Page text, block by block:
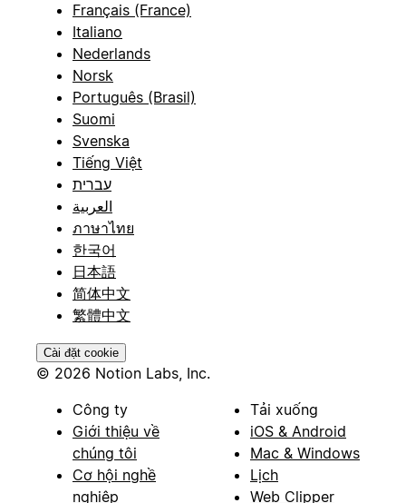
Français (France)
Italiano
Nederlands
Norsk
Português (Brasil)
Suomi
Svenska
Tiếng Việt
עברית
العربية
ภาษาไทย
한국어
日本語
简体中文
繁體中文
Cài đặt cookie
© 2026 Notion Labs, Inc.
Công ty
Giới thiệu về
chúng tôi
Cơ hội nghề
nghiệp
Tải xuống
iOS & Android
Mac & Windows
Lịch
Web Clipper